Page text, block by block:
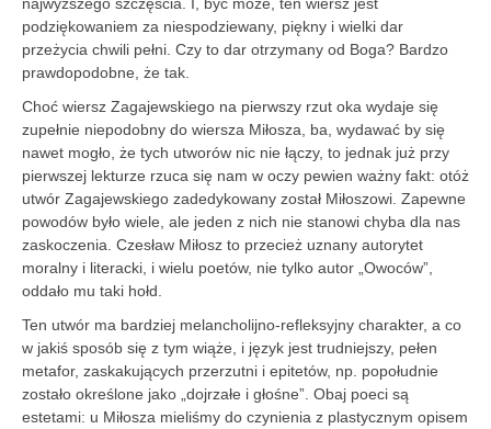
podziękowaniem za niespodziewany, piękny i wielki dar
przeżycia chwili pełni. Czy to dar otrzymany od Boga? Bardzo
prawdopodobne, że tak.
Choć wiersz Zagajewskiego na pierwszy rzut oka wydaje się
zupełnie niepodobny do wiersza Miłosza, ba, wydawać by się
nawet mogło, że tych utworów nic nie łączy, to jednak już przy
pierwszej lekturze rzuca się nam w oczy pewien ważny fakt: otóż
utwór Zagajewskiego zadedykowany został Miłoszowi. Zapewne
powodów było wiele, ale jeden z nich nie stanowi chyba dla nas
zaskoczenia. Czesław Miłosz to przecież uznany autorytet
moralny i literacki, i wielu poetów, nie tylko autor „Owoców”,
oddało mu taki hołd.
Ten utwór ma bardziej melancholijno-refleksyjny charakter, a co
w jakiś sposób się z tym wiąże, i język jest trudniejszy, pełen
metafor, zaskakujących przerzutni i epitetów, np. popołudnie
zostało określone jako „dojrzałe i głośne”. Obaj poeci są
estetami: u Miłosza mieliśmy do czynienia z plastycznym opisem